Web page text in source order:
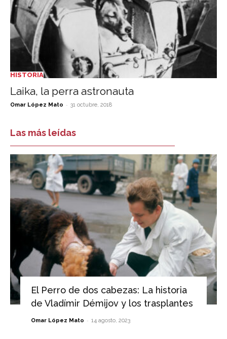
HISTORIA
Laika, la perra astronauta
Omar López Mato - 31 octubre, 2018
Las más leídas
El Perro de dos cabezas: La historia
de Vladímir Démijov y los trasplantes
Omar López Mato - 14 agosto, 2023